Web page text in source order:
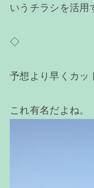
いうチラシを活用
◇
予想より早くカッ
これ有名だよね。